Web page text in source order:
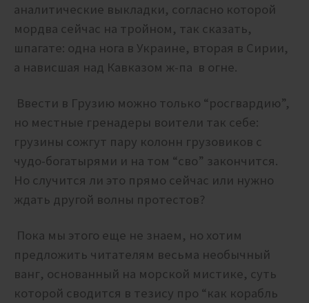
аналитические выкладки, согласно которой
мордва сейчас на тройном, так сказать,
шпагате: одна нога в Украине, вторая в Сирии,
а нависшая над Кавказом ж-па в огне.
Ввести в Грузию можно только “росгвардию”,
но местные гренадеры воители так себе:
грузины сожгут пару колонн грузовиков с
чудо-богатырями и на том “сво” закончится.
Но случится ли это прямо сейчас или нужно
ждать другой волны протестов?
Пока мы этого еще не знаем, но хотим
предложить читателям весьма необычный
ванг, основанный на морской мистике, суть
которой сводится в тезису про “как корабль